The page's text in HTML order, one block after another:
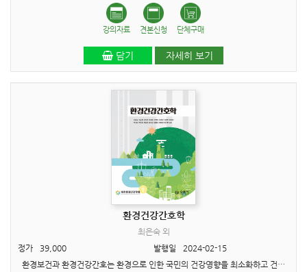
강의자료 견본신청 단체구매
담기 자세히 보기
환경건강간호학
최은숙 외
정가
39,000 발행일
2024-02-15
환경보건과 환경건강간호는 환경으로 인한 국민의 건강영향을 최소화하고 건강형평성을 촉진하고 건강불균형을 해결하며 전반적인 건강 결과를 개선하는 데 중요한 역할을 한다. 환경건강간호..